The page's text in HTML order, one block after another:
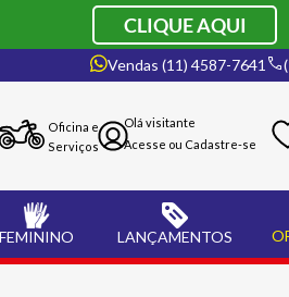
CLIQUE AQUI
Vendas (11) 4587-7641
Oficina e
Serviços
FEMININO LANÇAMENTOS